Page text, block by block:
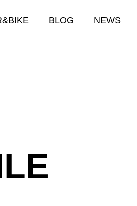
BLOG NEWS